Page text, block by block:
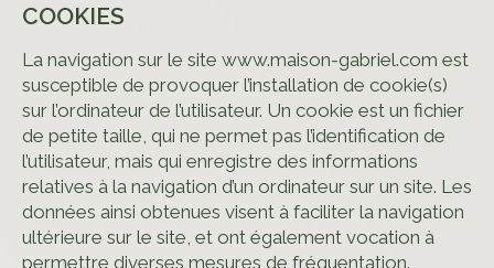
COOKIES
La navigation sur le site www.maison-gabriel.com est
susceptible de provoquer l’installation de cookie(s)
sur l’ordinateur de l’utilisateur. Un cookie est un fichier
de petite taille, qui ne permet pas l’identification de
l’utilisateur, mais qui enregistre des informations
relatives à la navigation d’un ordinateur sur un site. Les
données ainsi obtenues visent à faciliter la navigation
ultérieure sur le site, et ont également vocation à
permettre diverses mesures de fréquentation.